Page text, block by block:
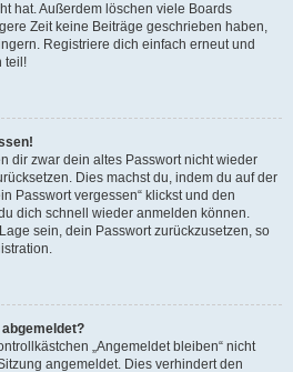
hat. Außerdem löschen viele Boards
Zeit keine Beiträge geschrieben haben,
Registriere dich einfach erneut und
teil!
dir zwar dein altes Passwort nicht wieder
Dies machst du, indem du auf der
Passwort vergessen“ klickst und den
dich schnell wieder anmelden können.
sein, dein Passwort zurückzusetzen, so
„Angemeldet bleiben“ nicht
angemeldet. Dies verhindert den